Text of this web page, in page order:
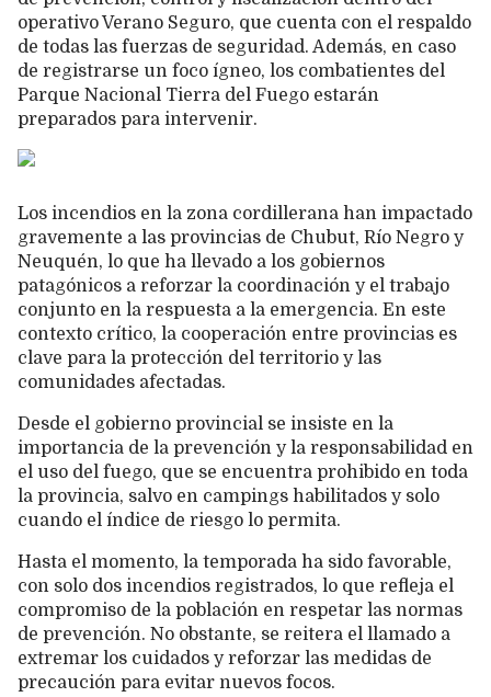
operativo Verano Seguro, que cuenta con el respaldo
de todas las fuerzas de seguridad. Además, en caso
de registrarse un foco ígneo, los combatientes del
Parque Nacional Tierra del Fuego estarán
preparados para intervenir.
Los incendios en la zona cordillerana han impactado
gravemente a las provincias de Chubut, Río Negro y
Neuquén, lo que ha llevado a los gobiernos
patagónicos a reforzar la coordinación y el trabajo
conjunto en la respuesta a la emergencia. En este
contexto crítico, la cooperación entre provincias es
clave para la protección del territorio y las
comunidades afectadas.
Desde el gobierno provincial se insiste en la
importancia de la prevención y la responsabilidad en
el uso del fuego, que se encuentra prohibido en toda
la provincia, salvo en campings habilitados y solo
cuando el índice de riesgo lo permita.
Hasta el momento, la temporada ha sido favorable,
con solo dos incendios registrados, lo que refleja el
compromiso de la población en respetar las normas
de prevención. No obstante, se reitera el llamado a
extremar los cuidados y reforzar las medidas de
precaución para evitar nuevos focos.